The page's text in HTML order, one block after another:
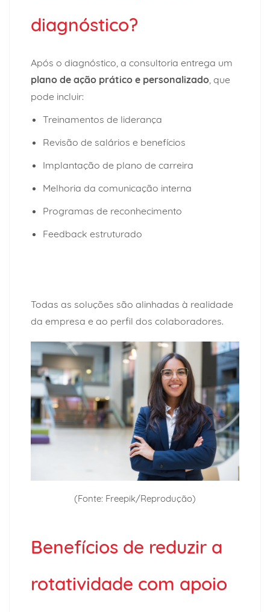
diagnóstico?
Após o diagnóstico, a consultoria entrega um
plano de ação prático e personalizado, que
pode incluir:
Treinamentos de liderança
Revisão de salários e benefícios
Implantação de plano de carreira
Melhoria da comunicação interna
Programas de reconhecimento
Feedback estruturado
Todas as soluções são alinhadas à realidade
da empresa e ao perfil dos colaboradores.
(Fonte: Freepik/Reprodução)
Benefícios de reduzir a
rotatividade com apoio